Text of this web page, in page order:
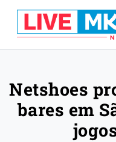
Netshoes
bares em